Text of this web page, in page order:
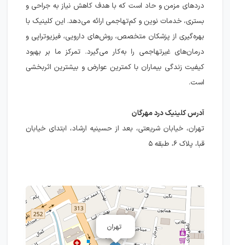
دردهای مزمن و حاد است که با هدف کاهش نیاز به جراحی و
بستری، خدمات نوین و کم‌تهاجمی ارائه می‌دهد. این کلینیک با
بهره‌گیری از پزشکان متخصص، روش‌های دارویی، فیزیوتراپی و
درمان‌های غیرتهاجمی را به‌کار می‌گیرد. تمرکز ما بر بهبود
کیفیت زندگی بیماران با کمترین عوارض و بیشترین اثربخشی
است.
آدرس کلینیک درد مهرگان
تهران، خیابان شریعتی، بعد از حسینیه ارشاد، ابتدای خیابان
قبا، پلاک ۶، طبقه ۵
تهران